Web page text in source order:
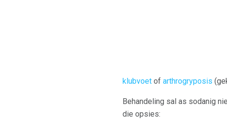
klubvoet of arthrogryposis
Behandeling sal as sodanig
die opsies: